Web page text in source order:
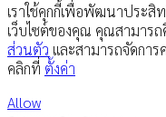
เราใช้คุกกี้เพื่อพัฒนาประสิ
เว็บไซต์ของคุณ คุณสามารถ
ส่วนตัว และสามารถจัดการ
คลิกที่ ตั้งค่า
Allow